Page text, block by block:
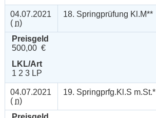
04.07.2021
( n)
18. Springprüfung Kl.M**
Preisgeld
500,00 €
LKL/Art
1 2 3 LP
04.07.2021
( n)
19. Springprfg.Kl.S m.St.*